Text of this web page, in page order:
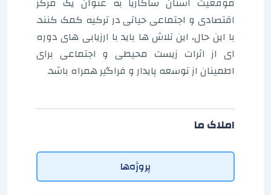
اقتصادی و اجتماعی حیاتی در ترکیه کمک کنند.
با این حال، این تلاش ها باید با ارزیابی های دوره
ای از اثرات زیست محیطی و اجتماعی برای
اطمینان از توسعه پایدار و فراگیر همراه باشد.
املاک ما
پروژه‌ها